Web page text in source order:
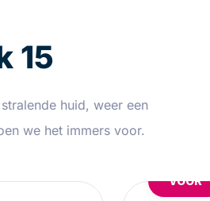
15
huid, weer een
we het immers voor.
VOOR